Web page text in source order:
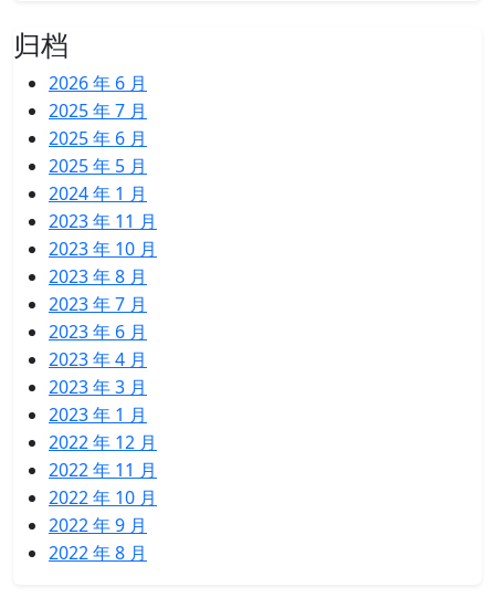
归档
2026 年 6 月
2025 年 7 月
2025 年 6 月
2025 年 5 月
2024 年 1 月
2023 年 11 月
2023 年 10 月
2023 年 8 月
2023 年 7 月
2023 年 6 月
2023 年 4 月
2023 年 3 月
2023 年 1 月
2022 年 12 月
2022 年 11 月
2022 年 10 月
2022 年 9 月
2022 年 8 月